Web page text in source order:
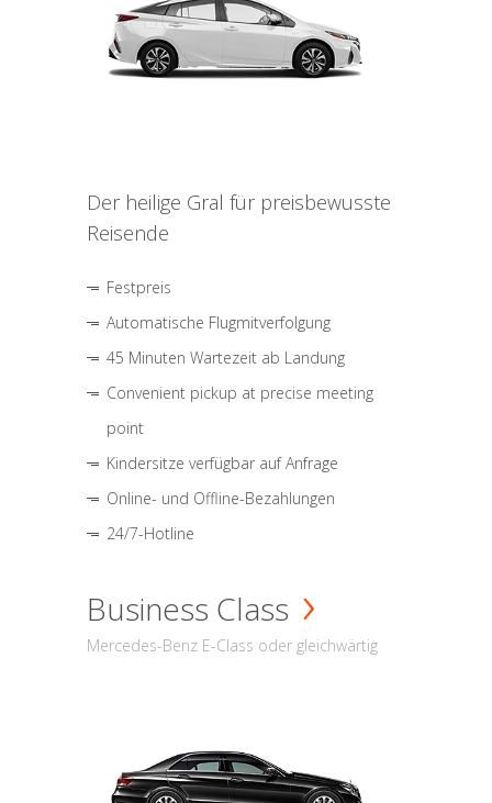
Der heilige Gral für preisbewusste
Reisende
Festpreis
Automatische Flugmitverfolgung
45 Minuten Wartezeit ab Landung
Convenient pickup at precise meeting
point
Kindersitze verfügbar auf Anfrage
Online- und Offline-Bezahlungen
24/7-Hotline
Business Class
Mercedes-Benz E-Class oder gleichwärtig